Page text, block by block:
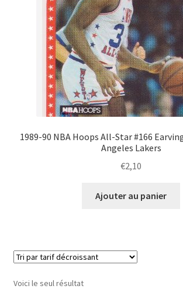
1989-90 NBA Hoops All-Star #166
Angeles Lakers
€2,10
Ajouter au panier
Voici le seul résultat